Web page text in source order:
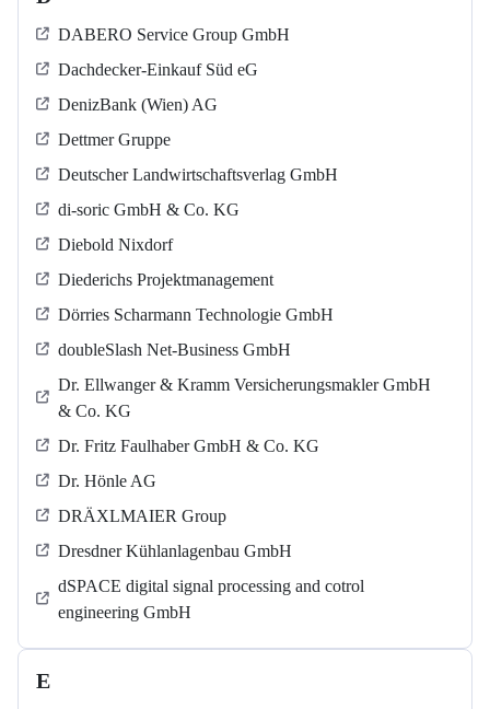
DABERO Service Group GmbH
Dachdecker-Einkauf Süd eG
DenizBank (Wien) AG
Dettmer Gruppe
Deutscher Landwirtschaftsverlag GmbH
di-soric GmbH & Co. KG
Diebold Nixdorf
Diederichs Projektmanagement
Dörries Scharmann Technologie GmbH
doubleSlash Net-Business GmbH
Dr. Ellwanger & Kramm Versicherungsmakler GmbH
& Co. KG
Dr. Fritz Faulhaber GmbH & Co. KG
Dr. Hönle AG
DRÄXLMAIER Group
Dresdner Kühlanlagenbau GmbH
dSPACE digital signal processing and cotrol
engineering GmbH
E